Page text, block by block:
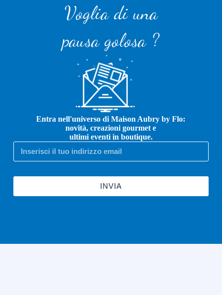
Voglia di una
pausa golosa ?
Entra nell'universo di Maison Aubry by Flo:
novità, creazioni gourmet e
ultimi eventi in boutique.
INVIA